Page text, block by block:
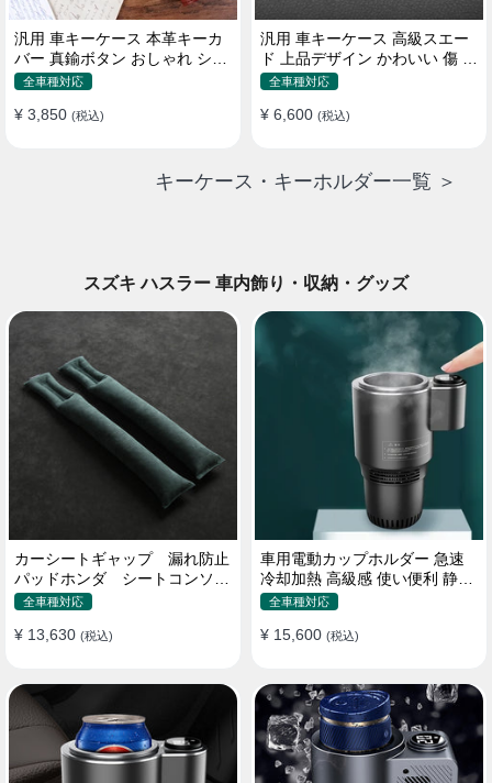
汎用 車キーケース 本革キーカ
バー 真鍮ボタン おしゃれ シン
プルデザイン
全車種対応
¥ 3,850 (税込)
汎用 車キーケース 高級スエー
ド 上品デザイン かわいい 傷 汚
れ防止 高級 オシャレ キーホル
全車種対応
¥ 6,600 (税込)
キーケース・キーホルダー一覧 ＞
スズキ ハスラー 車内飾り・収納・グッズ
カーシートギャップ 漏れ防止
パッドホンダ シートコンソー
ル 隙間 クッション
全車種対応
¥ 13,630 (税込)
車用電動カップホルダー 急速
冷却加熱 高級感 使い便利 静音
収納 飲み物
全車種対応
¥ 15,600 (税込)